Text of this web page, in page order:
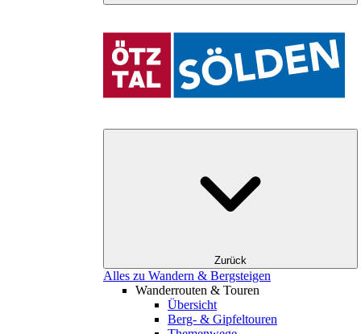
Zurück
Alles zu Wandern & Bergsteigen
Wanderrouten & Touren
Übersicht
Berg- & Gipfeltouren